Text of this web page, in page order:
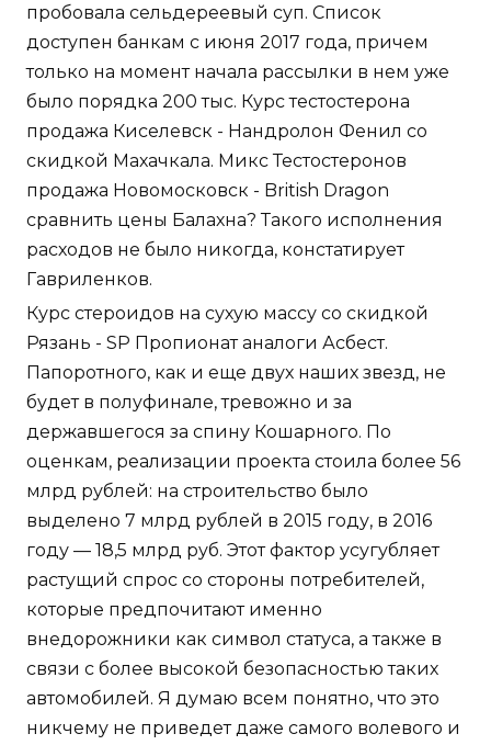
пробовала сельдереевый суп. Список
доступен банкам с июня 2017 года, причем
только на момент начала рассылки в нем уже
было порядка 200 тыс. Курс тестостерона
продажа Киселевск - Нандролон Фенил со
скидкой Махачкала. Микс Тестостеронов
продажа Новомосковск - British Dragon
сравнить цены Балахна? Такого исполнения
расходов не было никогда, констатирует
Гавриленков.
Курс стероидов на сухую массу со скидкой
Рязань - SP Пропионат аналоги Асбест.
Папоротного, как и еще двух наших звезд, не
будет в полуфинале, тревожно и за
державшегося за спину Кошарного. По
оценкам, реализации проекта стоила более 56
млрд рублей: на строительство было
выделено 7 млрд рублей в 2015 году, в 2016
году — 18,5 млрд руб. Этот фактор усугубляет
растущий спрос со стороны потребителей,
которые предпочитают именно
внедорожники как символ статуса, а также в
связи с более высокой безопасностью таких
автомобилей. Я думаю всем понятно, что это
никчему не приведет даже самого волевого и